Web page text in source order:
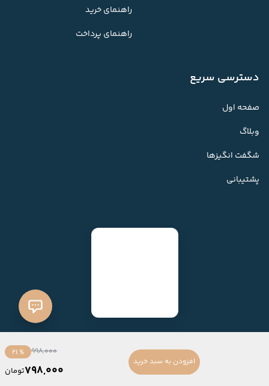
998,000
% 21
798,000تومان
افزودن به سبد خرید
راهنمای خرید
راهنمای پرداخت
دسترسی سریع
صفحه اول
وبلاگ
شگفت انگیزها
پشتیبانی
ساخته شده بافروشگاه ساز میهن شاپ